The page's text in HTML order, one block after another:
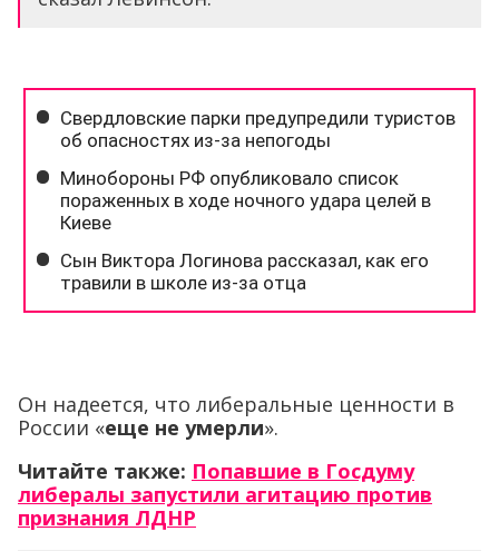
Он надеется, что либеральные ценности в
России «еще не умерли».
Читайте также: Попавшие в Госдуму
либералы запустили агитацию против
признания ЛДНР